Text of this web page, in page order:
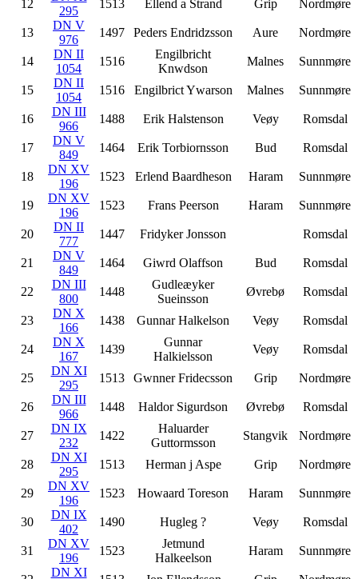
12
295
1513 Ellend a Strand Grip Nordmøre
13
DN V
976
1497 Peders Endridzsson Aure Nordmøre
14
DN II
1054
1516
Engilbricht
Knwdson
Malnes Sunnmøre
15
DN II
1054
1516 Engilbrict Ywarson Malnes Sunnmøre
16
DN III
966
1488 Erik Halstenson Veøy Romsdal
17
DN V
849
1464 Erik Torbiornsson Bud Romsdal
18
DN XV
196
1523 Erlend Baardheson Haram Sunnmøre
19
DN XV
196
1523 Frans Peerson Haram Sunnmøre
20
DN II
777
1447 Fridyker Jonsson Romsdal
21
DN V
849
1464 Giwrd Olaffson Bud Romsdal
22
DN III
800
1448
Gudleæyker
Sueinsson
Øvrebø Romsdal
23
DN X
166
1438 Gunnar Halkelson Veøy Romsdal
24
DN X
167
1439
Gunnar
Halkielsson
Veøy Romsdal
25
DN XI
295
1513 Gwnner Fridecsson Grip Nordmøre
26
DN III
966
1448 Haldor Sigurdson Øvrebø Romsdal
27
DN IX
232
1422
Haluarder
Guttormsson
Stangvik Nordmøre
28
DN XI
295
1513 Herman j Aspe Grip Nordmøre
29
DN XV
196
1523 Howaard Toreson Haram Sunnmøre
30
DN IX
402
1490 Hugleg ? Veøy Romsdal
31
DN XV
196
1523
Jetmund
Halkeelson
Haram Sunnmøre
DN XI